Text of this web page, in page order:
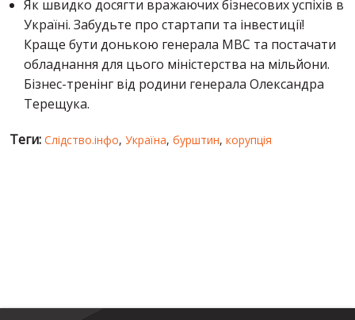
Як швидко досягти вражаючих бізнесових успіхів в
Україні. Забудьте про стартапи та інвестиції!
Краще бути донькою генерала МВС та постачати
обладнання для цього міністерства на мільйони.
Бізнес-тренінг від родини генерала Олександра
Терещука.
Теги: Слідство.інфо, Україна, бурштин, корупція